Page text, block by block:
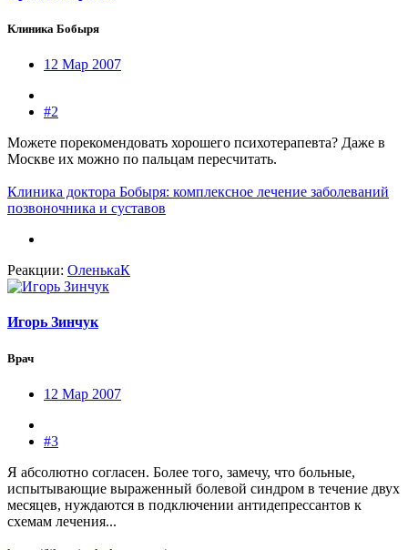
Клиника Бобыря
12 Мар 2007
#2
Можете порекомендовать хорошего психотерапевта? Даже в
Москве их можно по пальцам пересчитать.
Клиника доктора Бобыря: комплексное лечение заболеваний
позвоночника и суставов
Реакции: ОленькаК
Игорь Зинчук
Врач
12 Мар 2007
#3
Я абсолютно согласен. Более того, замечу, что больные,
испытывающие выраженный болевой синдром в течение двух
месяцев, нуждаются в подключении антидепрессантов к
схемам лечения...